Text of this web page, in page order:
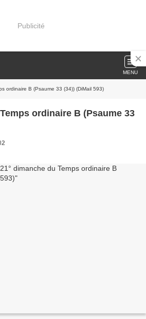
Publicité
MENU
ordinaire B (Psaume 33 (34)) (DiMail 593)
ordinaire B (Psaume 33